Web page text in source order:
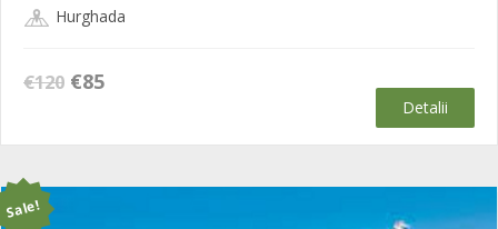
Hurghada
€120 Prețul
fost:
€85Prețul
€85.
Detalii
Sale!